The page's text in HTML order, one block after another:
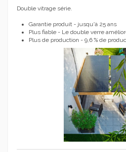
Double vitrage série.
Garantie produit - jusqu'à 25 ans
Plus fiable - Le double verre
Plus de production - 9,6 % de